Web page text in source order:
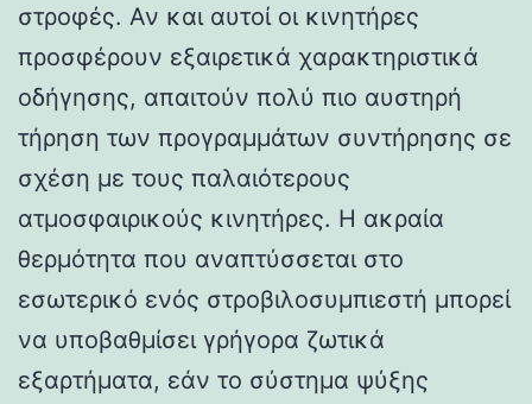
στροφές. Αν και αυτοί οι κινητήρες
προσφέρουν εξαιρετικά χαρακτηριστικά
οδήγησης, απαιτούν πολύ πιο αυστηρή
τήρηση των προγραμμάτων συντήρησης σε
σχέση με τους παλαιότερους
ατμοσφαιρικούς κινητήρες. Η ακραία
θερμότητα που αναπτύσσεται στο
εσωτερικό ενός στροβιλοσυμπιεστή μπορεί
να υποβαθμίσει γρήγορα ζωτικά
εξαρτήματα, εάν το σύστημα ψύξης